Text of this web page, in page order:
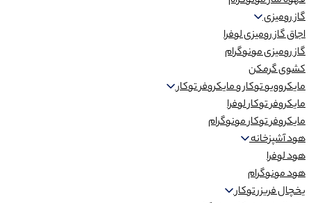
گاز رومیزی
اجاق گاز رومیزی لوفرا
گاز رومیزی مونوگرام
کشوی گرمکن
مایکروویو توکار و مایکروفر توکار
مایکروفر توکار لوفرا
مایکروفر توکار مونوگرام
هود آشپزخانه
هود لوفرا
هود مونوگرام
یخچال فریزر توکار